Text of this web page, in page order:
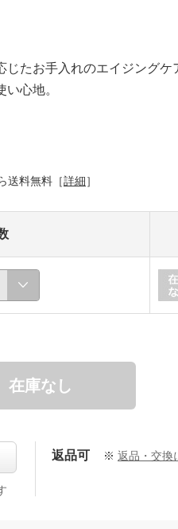
じたお手入れのエイジングケ
心地。
送料無料［詳細 ］
在庫なし
返品可 ※ 返品・交換